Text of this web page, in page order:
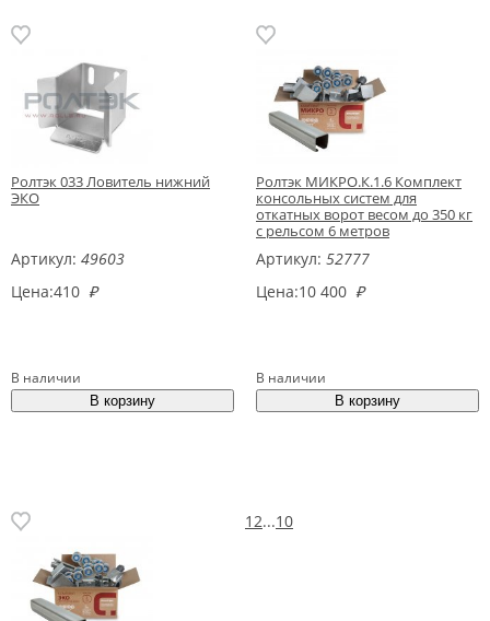
Ролтэк 033 Ловитель нижний
ЭКО
Артикул: 49603
Цена:410 ₽
В наличии
Ролтэк МИКРО.К.1.6 Комплект
консольных систем для
откатных ворот весом до 350 кг
с рельсом 6 метров
Артикул: 52777
Цена:10 400 ₽
В наличии
12...10